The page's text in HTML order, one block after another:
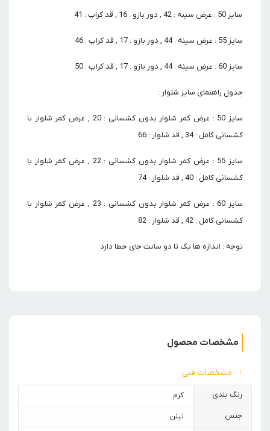
سایز 50 : عرض سینه : 42 , دور بازو : 16 , قد کراپ : 41
سایز 55 : عرض سینه : 44 , دور بازو : 17 , قد کراپ : 46
سایز 60 : عرض سینه : 44 , دور بازو : 17 , قد کراپ : 50
جدول راهنمای سایز شلوار :
سایز 50 : عرض کمر شلوار بدون کشسانی : 20 , عرض کمر شلوار با
کشسانی کامل : 34 , قد شلوار : 66
سایز 55 : عرض کمر شلوار بدون کشسانی : 22 , عرض کمر شلوار با
کشسانی کامل : 40 , قد شلوار : 74
سایز 60 : عرض کمر شلوار بدون کشسانی : 23 , عرض کمر شلوار با
کشسانی کامل : 42 , قد شلوار : 82
توجه : اندازه ها یک تا دو سانت جای خطا دارد
مشخصات محصول
مشخصات فنی
رنگ بندی کرم
جنس لینن